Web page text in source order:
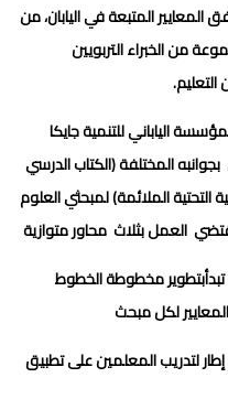
المتبعة في اليابان، من
من الخبراء التربويين
.
الياباني للتنمية جايكا
المختلفة(الكتاب الدرسي
التحتية الملائمة)لمبحثي العلوم
العمل بثلاث محاور متوازية
تبدأبتطوير مخطوطة الخطوط
لكل مبحث
لتدريب المعلمين على تطبيق